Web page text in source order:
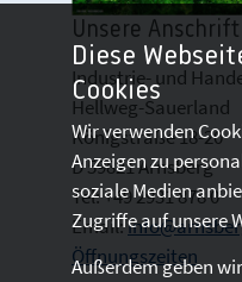
Unsere Anschrift
Industrie- und
Hellweg-Sauerland
Königstraße 18-20
D 59821 Arnsberg
Tel: +49 2931 878 0
Email:
Öffnungszeiten
Diese
Cookies
Wir verwenden
Anzeigen zu
soziale Medien
Zugriffe auf unsere
Außerdem geben